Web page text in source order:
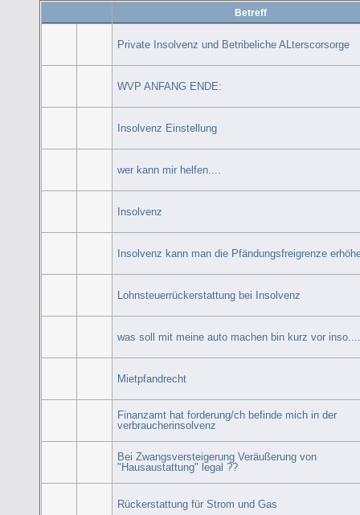
Betreff
Private Insolvenz und Betribeliche ALterscorsorge
WVP ANFANG ENDE:
Insolvenz Einstellung
wer kann mir helfen....
Insolvenz
Insolvenz kann man die Pfändungsfreigrenze
Lohnsteuerrückerstattung bei Insolvenz
was soll mit meine auto machen bin kurz vor
Mietpfandrecht
Finanzamt hat forderung/ch befinde mich in der
verbraucherinsolvenz
Bei Zwangsversteigerung Veräußerung von
"Hausaustattung" legal ??
Rückerstattung für Strom und Gas